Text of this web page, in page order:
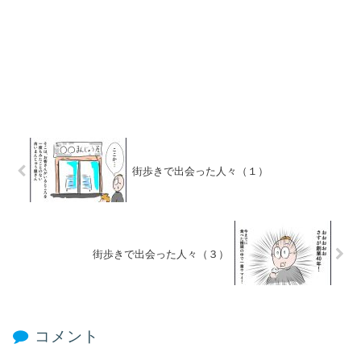
街歩きで出会った人々（１）
街歩きで出会った人々（３）
コメント